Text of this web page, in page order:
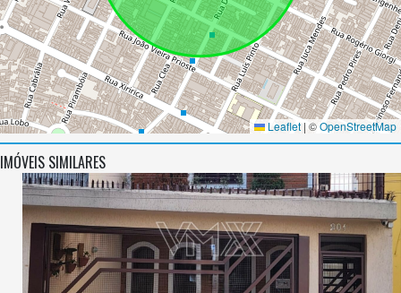
Leaflet | ©OpenStreetMap
IMÓVEIS SIMILARES